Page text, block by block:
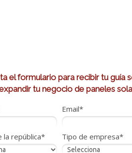
el formulario para recibir tu guía
tu negocio de paneles
Email*
la república* Tipo de empresa*